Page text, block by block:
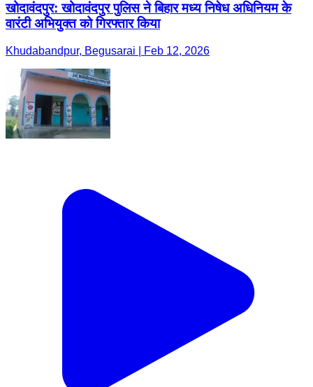
खोदावंदपुर: खोदावंदपुर पुलिस ने बिहार मध्य निषेध अधिनियम के
वारंटी अभियुक्त को गिरफ्तार किया
Khudabandpur, Begusarai | Feb 12, 2026